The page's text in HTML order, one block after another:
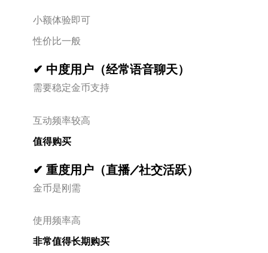
小额体验即可
性价比一般
✔ 中度用户（经常语音聊天）
需要稳定金币支持
互动频率较高
值得购买
✔ 重度用户（直播/社交活跃）
金币是刚需
使用频率高
非常值得长期购买